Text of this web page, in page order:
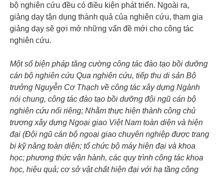
bộ nghiên cứu đều có điều kiện phát triển. Ngoài ra,
giảng dạy tận dụng thành quả của nghiên cứu, tham gia
giảng dạy sẽ gợi mở những vấn đề mới cho công tác
nghiên cứu.
Một số biện pháp tăng cường công tác đào tạo bồi dưỡng
cán bộ nghiên cứu Qua nghiên cứu, tiếp thu di sản Bộ
trưởng Nguyễn Cơ Thạch về công tác xây dựng Ngành
nói chung, công tác đào tạo bồi dưỡng đội ngũ cán bộ
nghiên cứu nối riêng; Nhằm thực hiện thành công chủ
trương xây dựng Ngoại giao Việt Nam toàn diện và hiện
đại (Đội ngũ cán bộ ngoại giao chuyên nghiệp được trang
bị kỹ năng toàn diện; tổ chức bộ máy hiện đại và khoa
học; phương thức vận hành, các quy trình công tác khoa
học, hiệu quả; cơ sở vật chất hiện đại với hạ tầng công